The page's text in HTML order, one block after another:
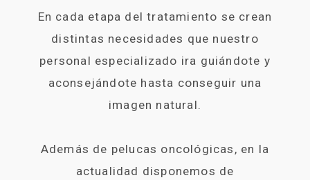
En cada etapa del tratamiento se crean
distintas necesidades que nuestro
personal especializado ira guiándote y
aconsejándote hasta conseguir una
imagen natural.
Además de pelucas oncológicas, en la
actualidad disponemos de